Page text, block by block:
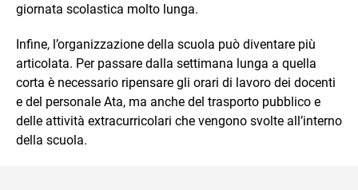
giornata scolastica molto lunga.
Infine, l’organizzazione della scuola può diventare più
articolata. Per passare dalla settimana lunga a quella
corta è necessario ripensare gli orari di lavoro dei docenti
e del personale Ata, ma anche del trasporto pubblico e
delle attività extracurricolari che vengono svolte all’interno
della scuola.